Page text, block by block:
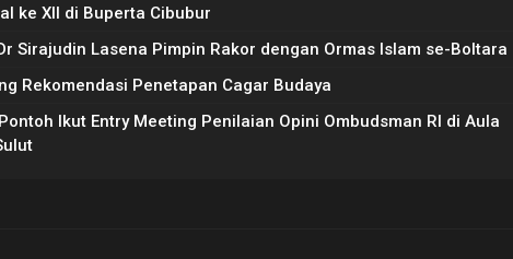
ke XII di Buperta Cibubur
Sirajudin Lasena Pimpin Rakor dengan Ormas Islam se-Boltara
Rekomendasi Penetapan Cagar Budaya
Ikut Entry Meeting Penilaian Opini Ombudsman RI di Aula